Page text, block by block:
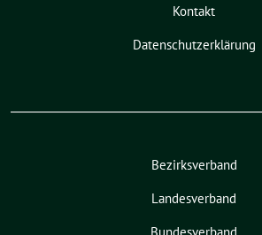
Kontakt
Datenschutzerklärung
Bezirksverband
Landesverband